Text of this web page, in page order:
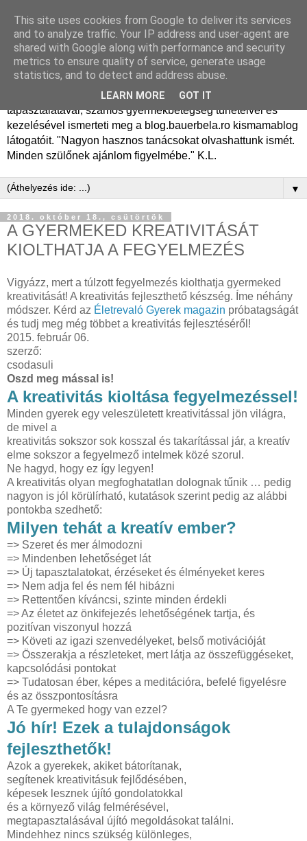
Dr. Bauer Béla Ph.D.
gyermekgyógyász
Dr. Bauer Béla Ph.D. gyermekgyógyász főorvos, 50 éves
tapasztalatával, számos gyermekbetegség tüneteivel és
kezelésével ismerteti meg a blog.bauerbela.ro kismamablog
látogatóit. "Nagyon hasznos tanácsokat olvashattunk ismét.
Minden szülőnek ajánlom figyelmébe." K.L.
▼
2018. október 18., csütörtök
A GYERMEKED KREATIVITÁSÁT
KIOLTHATJA A FEGYELMEZÉS
Vigyázz, mert a túlzott fegyelmezés kiolthatja gyermeked
kreativitását! A kreativitás fejleszthető készség. Íme néhány
módszer. Kérd az Életrevaló Gyerek magazin próbatagságát
és tudj meg még többet a kreativitás fejlesztéséről!
2015. február 06.
szerző:
csodasuli
Oszd meg mással is!
A kreativitás kioltása fegyelmezéssel!
Minden gyerek egy veleszületett kreativitással jön világra,
de mivel a
kreativitás sokszor sok kosszal és takarítással jár, a kreatív
elme sokszor a fegyelmező intelmek közé szorul.
Ne hagyd, hogy ez így legyen!
A kreativitás olyan megfoghatatlan dolognak tűnik … pedig
nagyon is jól körülírható, kutatások szerint pedig az alábbi
pontokba szedhető:
Milyen tehát a kreatív ember?
=> Szeret és mer álmodozni
=> Mindenben lehetőséget lát
=> Új tapasztalatokat, érzéseket és élményeket keres
=> Nem adja fel és nem fél hibázni
=> Rettentően kíváncsi, szinte minden érdekli
=> Az életet az önkifejezés lehetőségének tartja, és
pozitívan viszonyul hozzá
=> Követi az igazi szenvedélyeket, belső motivációját
=> Összerakja a részleteket, mert látja az összefüggéseket,
kapcsolódási pontokat
=> Tudatosan éber, képes a meditációra, befelé figyelésre
és az összpontosításra
A Te gyermeked hogy van ezzel?
Jó hír! Ezek a tulajdonságok
fejleszthetők!
Azok a gyerekek, akiket bátorítanak,
segítenek kreativitásuk fejlődésében,
képesek lesznek újító gondolatokkal
és a környező világ felmérésével,
megtapasztalásával újító megoldásokat találni.
Mindehhez nincs szükség különleges,
This site uses cookies from Google to deliver its services
and to analyze traffic. Your IP address and user-agent are
shared with Google along with performance and security
metrics to ensure quality of service, generate usage
statistics, and to detect and address abuse.
LEARN MORE GOT IT